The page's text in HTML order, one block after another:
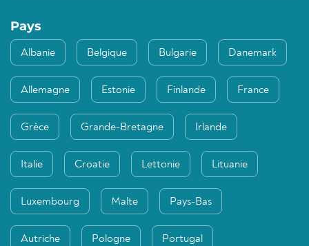
Pays
Albanie Belgique Bulgarie Danemark
Allemagne Estonie Finlande France
Grèce Grande-Bretagne Irlande
Italie Croatie Lettonie Lituanie
Luxembourg Malte Pays-Bas
Autriche Pologne Portugal